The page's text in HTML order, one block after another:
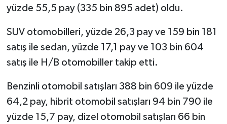
yüzde 55,5 pay (335 bin 895 adet) oldu.
SUV otomobilleri, yüzde 26,3 pay ve 159 bin 181
satış ile sedan, yüzde 17,1 pay ve 103 bin 604
satış ile H/B otomobiller takip etti.
Benzinli otomobil satışları 388 bin 609 ile yüzde
64,2 pay, hibrit otomobil satışları 94 bin 790 ile
yüzde 15,7 pay, dizel otomobil satışları 66 bin